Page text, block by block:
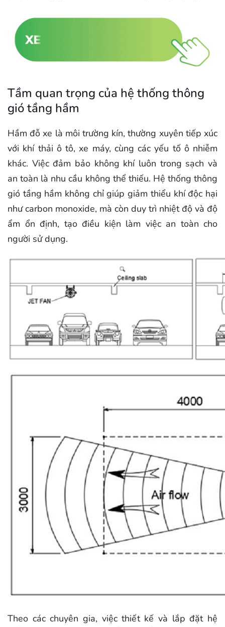
Tầm quan trọng của hệ thống thông
gió tầng hầm
Hầm đỗ xe là môi trường kín, thường xuyên tiếp xúc
với khí thải ô tô, xe máy, cùng các yếu tố ô nhiễm
khác. Việc đảm bảo không khí luôn trong sạch và
an toàn là nhu cầu không thể thiếu. Hệ thống thông
gió tầng hầm không chỉ giúp giảm thiểu khí độc hại
như carbon monoxide, mà còn duy trì nhiệt độ và độ
ẩm ổn định, tạo điều kiện làm việc an toàn cho
người sử dụng.
Theo các chuyên gia, việc thiết kế và lắp đặt hệ